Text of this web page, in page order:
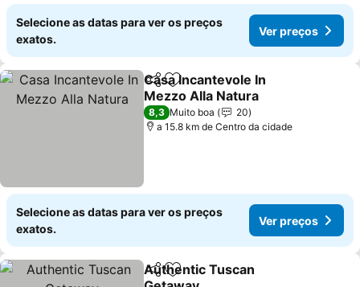
Selecione as datas para ver os preços
exatos.
Ver preços
PartilharAdicionar aos favoritos
Casa Incantevole In
Mezzo Alla Natura
Ver preços
8,3 Muito boa
20
a 15.8 km de Centro da cidade
Selecione as datas para ver os preços
exatos.
Ver preços
PartilharAdicionar aos favoritos
Authentic Tuscan